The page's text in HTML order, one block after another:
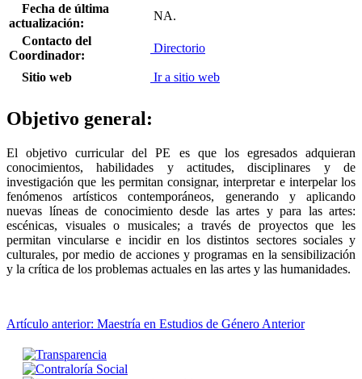
Fecha de última
actualización:
NA.
Contacto del
Coordinador:
Directorio
Sitio web Ir a sitio web
Objetivo general:
El objetivo curricular del PE es que los egresados adquieran
conocimientos, habilidades y actitudes, disciplinares y de
investigación que les permitan consignar, interpretar e interpelar los
fenómenos artísticos contemporáneos, generando y aplicando
nuevas líneas de conocimiento desde las artes y para las artes:
escénicas, visuales o musicales; a través de proyectos que les
permitan vincularse e incidir en los distintos sectores sociales y
culturales, por medio de acciones y programas en la sensibilización
y la crítica de los problemas actuales en las artes y las humanidades.
Artículo anterior: Maestría en Estudios de Género Anterior